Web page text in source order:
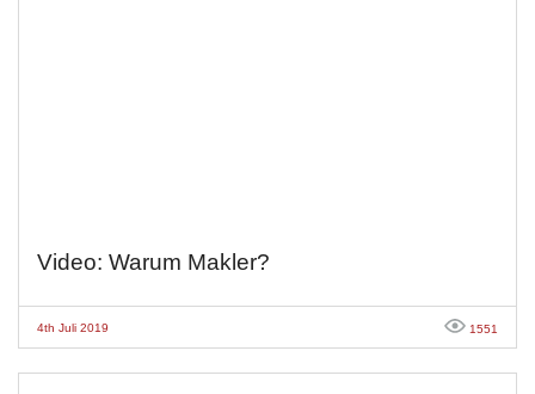
Video: Warum Makler?
4th Juli 2019 1551